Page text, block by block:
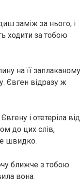
заміж за нього, і
ходити за тобою
на її заплаканому
Євген відразу ж
і отетеріла від
до цих слів,
швидко.
ближче з тобою
вона.